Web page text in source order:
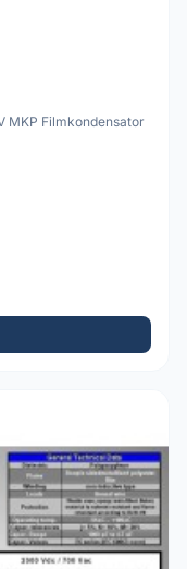
MKP Filmkondensator